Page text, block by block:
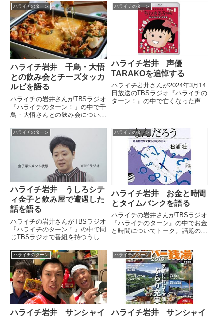
児嶋さんが最近、雑にいじられる
とマジギレするようになってき
た」という話を紹介していまし
ハライチのターン
ハライチ岩井 千鳥・大悟
との飲み会とチーズタッカ
ルビを語る
ハライチの岩井さんがTBSラジオ
『ハライチのターン！』の中で千
鳥・大悟さんとの飲み会について
ズタッカルビの話などをしていま
した。（岩井勇気）この間さ、仕
事が18時ぐらいに終わって。
で、もう18時ぐらいで、意外と...
ハライチのターン
ハライチ岩井 声優
TARAKOを追悼する
ハライチ岩井さんが2024年3月14
日放送のTBSラジオ『ハライチの
ターン！』の中で亡くなった声優
ドを紹介していました。
ハライチのターン
ハライチ岩井 うしろシテ
ィ金子と飲み屋で遭遇した
話を語る
ハライチの岩井さんがTBSラジオ
『ハライチのターン！』の中で同
じTBSラジオで番組を持つうしろ
で遭遇した際の話をしていまし
た。（岩井勇気）でさ、（京都の
パズドラの）イベントが終わって
帰ろうとしたら、金田さんが「...
ハライチのターン
ハライチ岩井 お金と時間
とタイムバンクを語る
ハライチの岩井さんがTBSラジオ
『ハライチのターン』の中でお金
と時間についてトーク。話題のサ
気）まあ、ゾンビになるっていう
のもありますけども、人っていう
のはさ、いずれ死にますよね？
ハライチのターン
ハライチ岩井 サンシャイ
ハライチのターン
ハライチ岩井 サンシャイ